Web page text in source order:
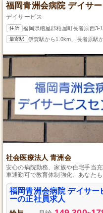
福岡青洲会病院 デイサ
デイサービス
住所 福岡県糟屋郡粕屋町長者原西3-
最寄駅 伊賀駅から1.0km、長者原駅
社会医療法人 青洲会
安心の病院勤務、家族や住宅手当
車通勤可で教育体制強化、あなた
か。
福岡青洲会病院 デイサ
ーの正社員求人